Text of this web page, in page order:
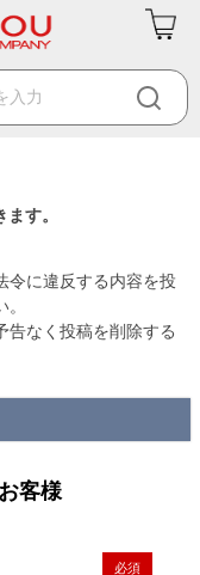
す。
令に違反する内容を投
告なく投稿を削除する
客様